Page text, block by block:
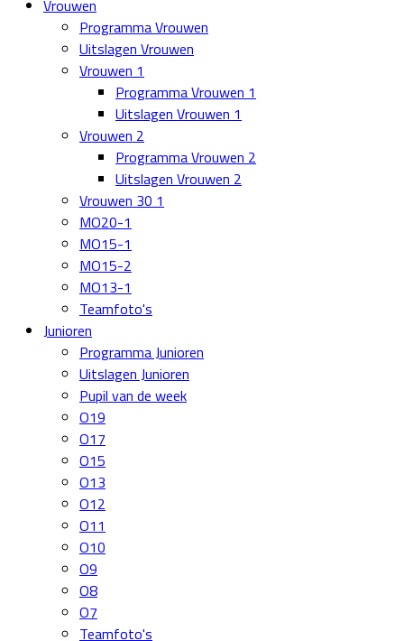
Vrouwen
Programma Vrouwen
Uitslagen Vrouwen
Vrouwen 1
Programma Vrouwen 1
Uitslagen Vrouwen 1
Vrouwen 2
Programma Vrouwen 2
Uitslagen Vrouwen 2
Vrouwen 30 1
MO20-1
MO15-1
MO15-2
MO13-1
Teamfoto's
Junioren
Programma Junioren
Uitslagen Junioren
Pupil van de week
O19
O17
O15
O13
O12
O11
O10
O9
O8
O7
Teamfoto's